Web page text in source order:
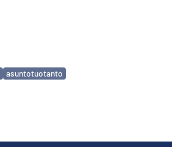
asuntotuotanto